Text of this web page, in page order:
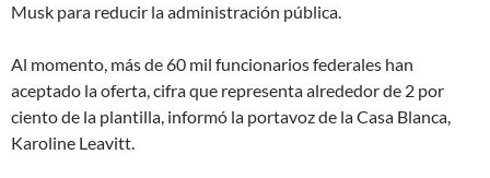
Musk para reducir la administración pública.
Al momento, más de 60 mil funcionarios federales han
aceptado la oferta, cifra que representa alrededor de 2 por
ciento de la plantilla, informó la portavoz de la Casa Blanca,
Karoline Leavitt.